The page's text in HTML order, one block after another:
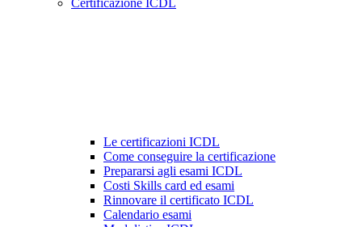
Certificazione ICDL
Le certificazioni ICDL
Come conseguire la certificazione
Prepararsi agli esami ICDL
Costi Skills card ed esami
Rinnovare il certificato ICDL
Calendario esami